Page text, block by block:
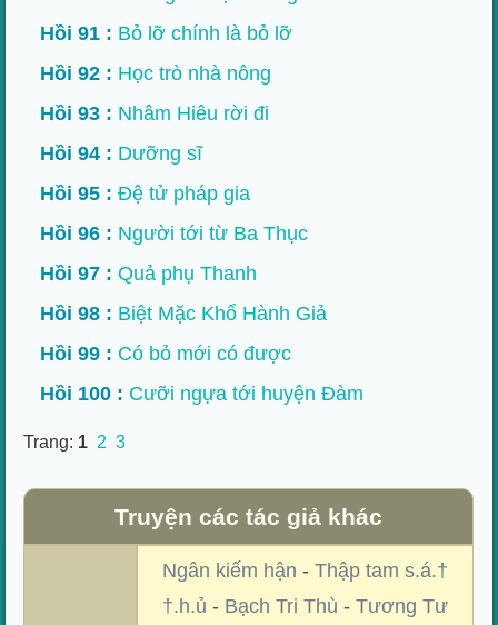
Hồi 91 : Bỏ lỡ chính là bỏ lỡ
Hồi 92 : Học trò nhà nông
Hồi 93 : Nhâm Hiêu rời đi
Hồi 94 : Dưỡng sĩ
Hồi 95 : Đệ tử pháp gia
Hồi 96 : Người tới từ Ba Thục
Hồi 97 : Quả phụ Thanh
Hồi 98 : Biệt Mặc Khổ Hành Giả
Hồi 99 : Có bỏ mới có được
Hồi 100 : Cưỡi ngựa tới huyện Đàm
Trang: 1 2 3
Truyện các tác giả khác
Ngân kiếm hận -Thập tam s.á.†
†.h.ủ - Bạch Tri Thù -Tương Tư